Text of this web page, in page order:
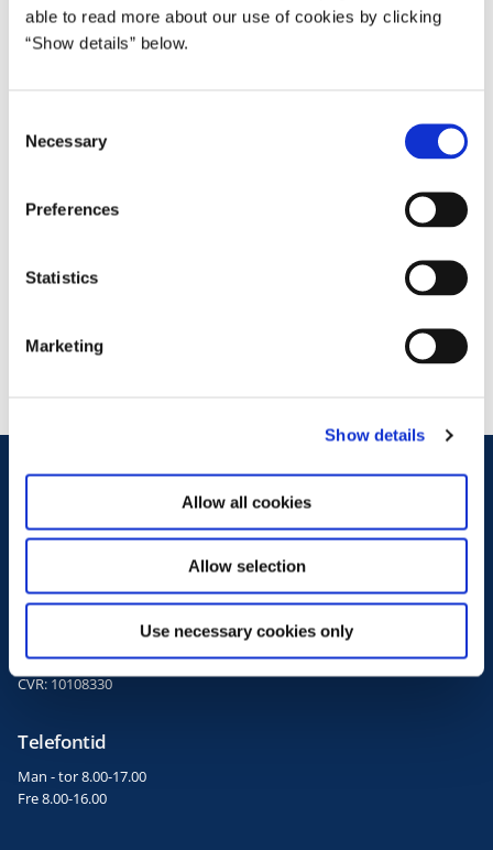
able to read more about our use of cookies by clicking
“Show details” below.
t
Necessary
Preferences
Statistics
Marketing
Show details
Allow all cookies
Allow selection
Use necessary cookies only
Læs mere om MAKRO på DREAM-gruppens hjemmeside
Læs dokumentationsnotater om modellen
Pressetelefon
Kontakt
Christiansborg Slotsplads 1
3392 3333
EAN: 5798000010505
CVR: 10108330
Telefontid
Man - tor 8.00-17.00
Fre 8.00-16.00